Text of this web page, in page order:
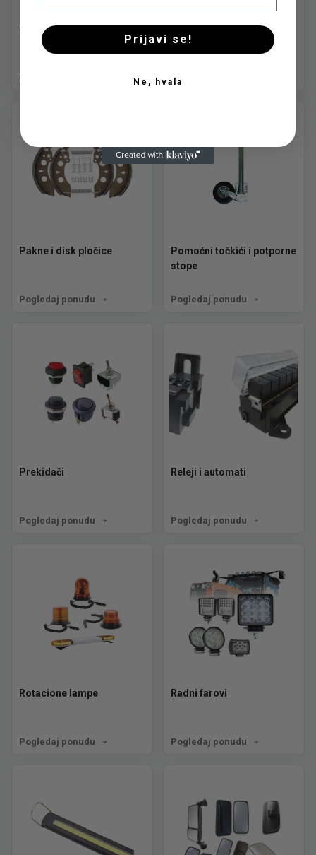
Održavanje i nega
Pogledaj ponudu
Ostali delovi
Pogledaj ponudu
Pakne i disk pločice
Pogledaj ponudu
Pomoćni točkići i potporne
stope
Pogledaj ponudu
Prekidači
Pogledaj ponudu
Releji i automati
Pogledaj ponudu
Rotacione lampe
Pogledaj ponudu
Radni farovi
Pogledaj ponudu
Prijavi se!
Ne, hvala